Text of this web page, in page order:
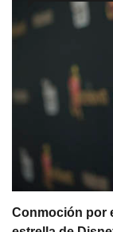
Conmoción por